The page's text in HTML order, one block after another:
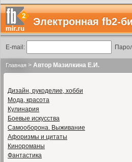
Электронная fb2-
E-mail:
Главная > Автор Мазилкина Е.И.
Дизайн, рукоделие, хобби
Мода, красота
Кулинария
Боевые искусства
Самооборона. Выживание
Афоризмы и цитаты
Кинороманы
Фантастика